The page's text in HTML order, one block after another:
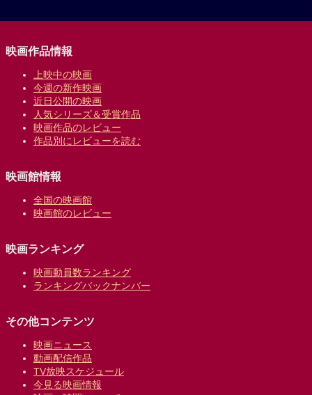
映画作品情報
上映中の映画
今週の新作映画
近日公開の映画
人気シリーズ＆受賞作品
映画作品のレビュー
作品別にレビューを読む
映画館情報
全国の映画館
映画館のレビュー
映画ランキング
映画動員数ランキング
ランキングバックナンバー
その他コンテンツ
映画ニュース
動画配信作品
TV放映スケジュール
今見る映画情報